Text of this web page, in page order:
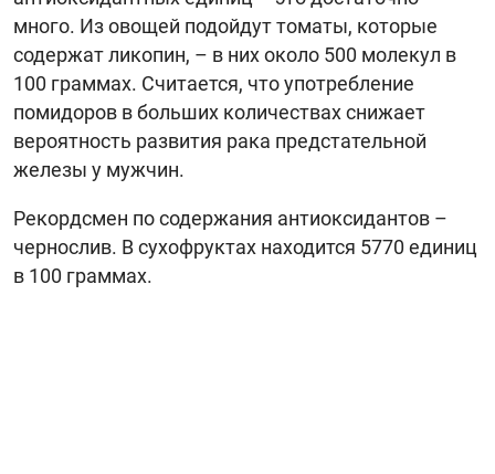
много. Из овощей подойдут томаты, которые
содержат ликопин, – в них около 500 молекул в
100 граммах. Считается, что употребление
помидоров в больших количествах снижает
вероятность развития рака предстательной
железы у мужчин.
Рекордсмен по содержания антиоксидантов –
чернослив. В сухофруктах находится 5770 единиц
в 100 граммах.